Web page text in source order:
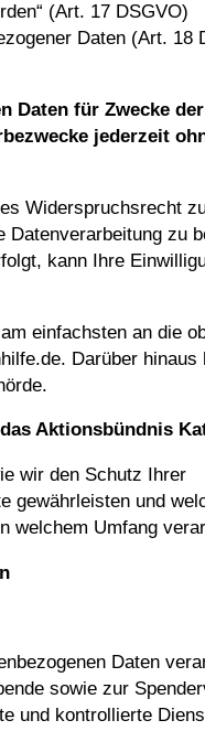
(Art. 17 DSGVO)
Daten (Art. 18
Daten für Zwecke
jederzeit
Widerspruchsrecht
zu
kann Ihre
einfachsten an die
Darüber hinaus
Aktionsbündnis
wir den Schutz Ihrer
gewährleisten und
welchem Umfang
Daten
sowie zur
und kontrollierte